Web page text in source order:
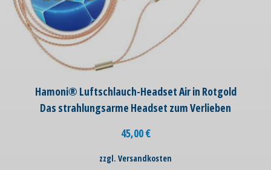
Hamoni® Luftschlauch-Headset Air in Rotgold
Das strahlungsarme Headset zum Verlieben
45,00€
zzgl. Versandkosten